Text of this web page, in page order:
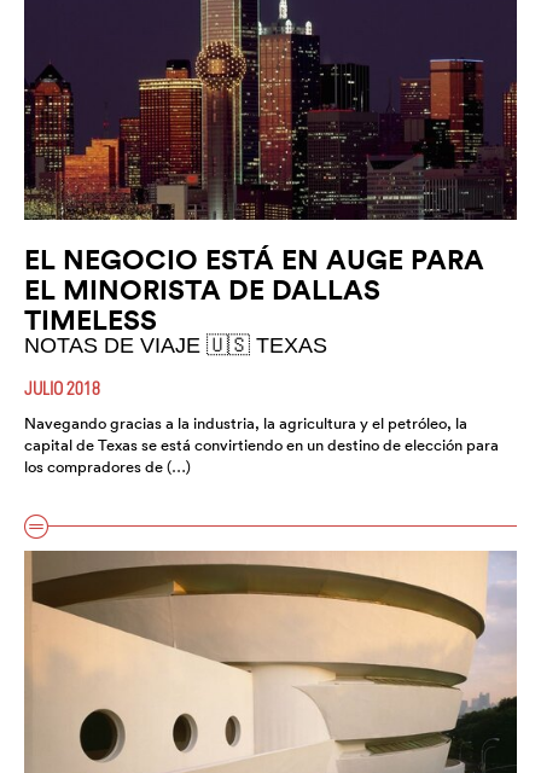
EL NEGOCIO ESTÁ EN AUGE PARA
EL MINORISTA DE DALLAS
TIMELESS
NOTAS DE VIAJE 🇺🇸 TEXAS
JULIO 2018
Navegando gracias a la industria, la agricultura y el petróleo, la
capital de Texas se está convirtiendo en un destino de elección para
los compradores de (…)